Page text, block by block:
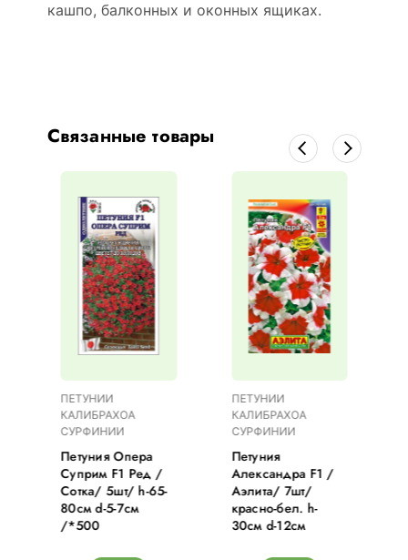
кашпо, балконных и оконных ящиках.
Связанные товары
ПЕТУНИИ
КАЛИБРАХОА
СУРФИНИИ
Петуния Опера
Суприм F1 Ред /
Сотка/ 5шт/ h-65-
80см d-5-7см
/*500
ПЕТУНИИ
КАЛИБРАХОА
СУРФИНИИ
Петуния
Александра F1 /
Аэлита/ 7шт/
красно-бел. h-
30см d-12см